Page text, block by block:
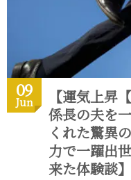
09
Jun
【運気上昇
係長の夫を
くれた驚異
力で一躍出
来た体験談】